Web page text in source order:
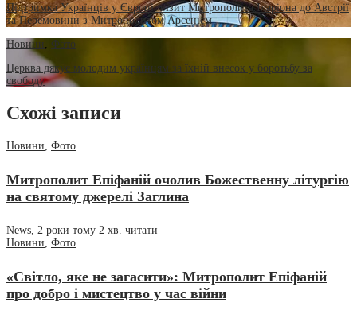
Підтримка Українців у Європі: візит Митрополита Іларіона до Австрії
та Перемовини з Митрополитом Арсенієм
Новини
Фото
Церква дякує молодим українцям за їхній внесок у боротьбу за
свободу
Схожі записи
Новини, Фото
Митрополит Епіфаній очолив Божественну літургію
на святому джерелі Заглина
News, 2 роки тому 2 хв. читати
Новини, Фото
«Світло, яке не загасити»: Митрополит Епіфаній
про добро і мистецтво у час війни